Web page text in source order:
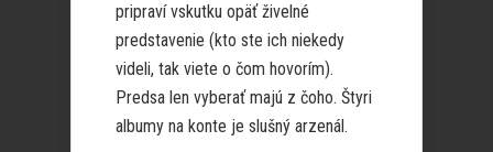
pripraví vskutku opäť živelné
predstavenie (kto ste ich niekedy
videli, tak viete o čom hovorím).
Predsa len vyberať majú z čoho. Štyri
albumy na konte je slušný arzenál.